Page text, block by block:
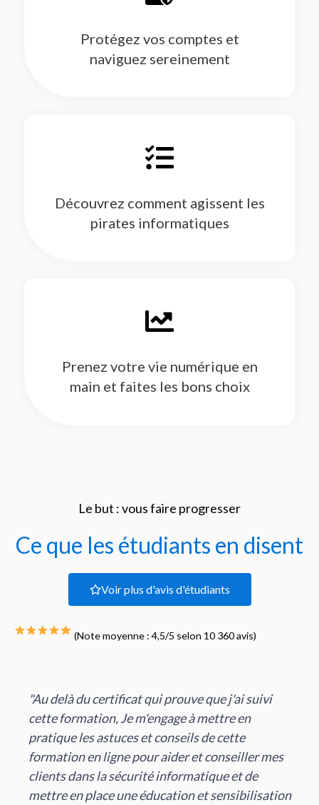
Protégez vos comptes et
naviguez sereinement
Découvrez comment agissent les
pirates informatiques
Prenez votre vie numérique en
main et faites les bons choix
Le but : vous faire progresser
Ce que les étudiants en disent
Voir plus d'avis d'étudiants
(Note moyenne : 4,5/5 selon 10 360 avis)
"Au delà du certificat qui prouve que j'ai suivi
cette formation, Je m'engage à mettre en
pratique les astuces et conseils de cette
formation en ligne pour aider et conseiller mes
clients dans la sécurité informatique et de
mettre en place une éducation et sensibilisation